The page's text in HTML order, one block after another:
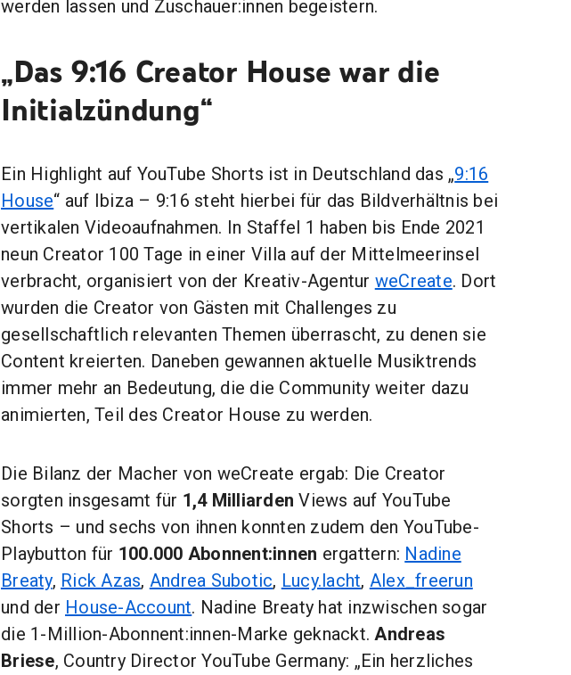
werden lassen und Zuschauer:innen begeistern.
„Das 9:16 Creator House war die
Initialzündung“
Ein Highlight auf YouTube Shorts ist in Deutschland das „9:16
House“ auf Ibiza – 9:16 steht hierbei für das Bildverhältnis bei
vertikalen Videoaufnahmen. In Staffel 1 haben bis Ende 2021
neun Creator 100 Tage in einer Villa auf der Mittelmeerinsel
verbracht, organisiert von der Kreativ-Agentur weCreate. Dort
wurden die Creator von Gästen mit Challenges zu
gesellschaftlich relevanten Themen überrascht, zu denen sie
Content kreierten. Daneben gewannen aktuelle Musiktrends
immer mehr an Bedeutung, die die Community weiter dazu
animierten, Teil des Creator House zu werden.
Die Bilanz der Macher von weCreate ergab: Die Creator
sorgten insgesamt für 1,4 Milliarden Views auf YouTube
Shorts – und sechs von ihnen konnten zudem den YouTube-
Playbutton für 100.000 Abonnent:innen ergattern: Nadine
Breaty, Rick Azas, Andrea Subotic, Lucy.lacht, Alex_freerun
und der House-Account. Nadine Breaty hat inzwischen sogar
die 1-Million-Abonnent:innen-Marke geknackt. Andreas
Briese, Country Director YouTube Germany: „Ein herzliches